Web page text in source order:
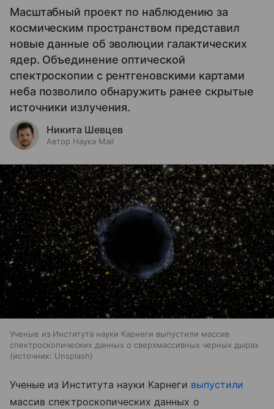
Масштабный проект по наблюдению за
космическим пространством представил
новые данные об эволюции галактических
ядер. Объединение оптической
спектроскопии с рентгеновскими картами
неба позволило обнаружить ранее скрытые
источники излучения.
Никита Шевцев
Автор Наука Mail
Ученые из Института науки Карнеги выпустили массив
спектроскопических данных о сверхмассивных черных дырах
источник: Unsplash
Ученые из Института науки Карнеги выпустили
массив спектроскопических данных о